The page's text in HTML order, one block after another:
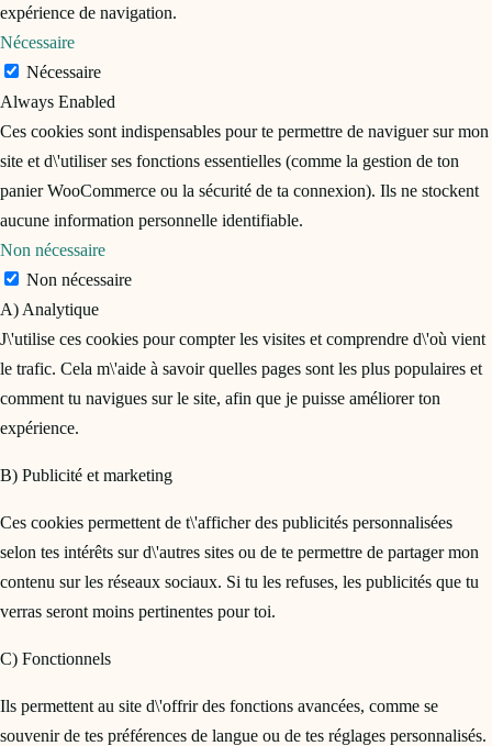
expérience de navigation.
Nécessaire
Nécessaire
Always Enabled
Ces cookies sont indispensables pour te permettre de naviguer sur mon
site et d\'utiliser ses fonctions essentielles (comme la gestion de ton
panier WooCommerce ou la sécurité de ta connexion). Ils ne stockent
aucune information personnelle identifiable.
Non nécessaire
Non nécessaire
A) Analytique
J\'utilise ces cookies pour compter les visites et comprendre d\'où vient
le trafic. Cela m\'aide à savoir quelles pages sont les plus populaires et
comment tu navigues sur le site, afin que je puisse améliorer ton
expérience.
B) Publicité et marketing
Ces cookies permettent de t\'afficher des publicités personnalisées
selon tes intérêts sur d\'autres sites ou de te permettre de partager mon
contenu sur les réseaux sociaux. Si tu les refuses, les publicités que tu
verras seront moins pertinentes pour toi.
C) Fonctionnels
Ils permettent au site d\'offrir des fonctions avancées, comme se
souvenir de tes préférences de langue ou de tes réglages personnalisés.